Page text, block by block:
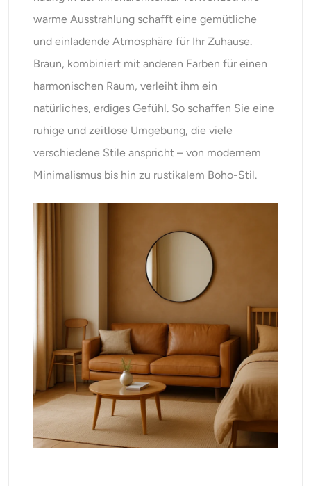
warme Ausstrahlung schafft eine gemütliche
und einladende Atmosphäre für Ihr Zuhause.
Braun, kombiniert mit anderen Farben für einen
harmonischen Raum, verleiht ihm ein
natürliches, erdiges Gefühl. So schaffen Sie eine
ruhige und zeitlose Umgebung, die viele
verschiedene Stile anspricht – von modernem
Minimalismus bis hin zu rustikalem Boho-Stil.